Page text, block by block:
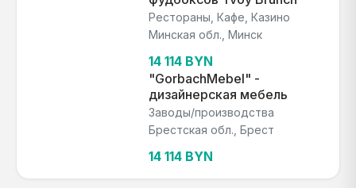
Рестораны, Кафе, Казино
Минская обл., Минск
14 114 BYN
"GorbachMebel" -
дизайнерская мебель
Заводы/производства
Брестская обл., Брест
14 114 BYN